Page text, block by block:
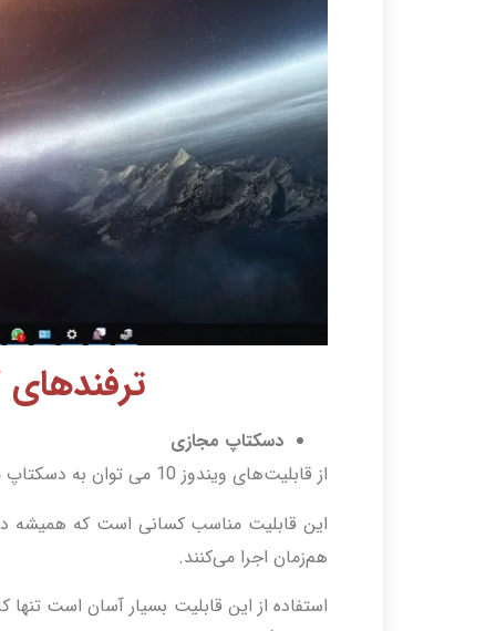
ترفندهای
دسکتاپ مجازی
از قابلیت‌های ویندوز 10 می توان به دسکتاپ مجازی اشاره کرد،
این قابلیت مناسب کسانی است که همیشه
هم‌زمان اجرا می‌کنند.